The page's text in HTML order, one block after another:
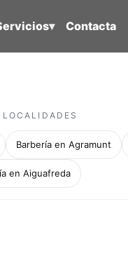
▾ Contacta
Barbería en Agramunt
en Aiguafreda